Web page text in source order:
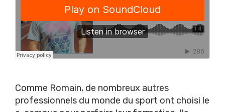
Comme Romain, de nombreux autres
professionnels du monde du sport ont choisi le